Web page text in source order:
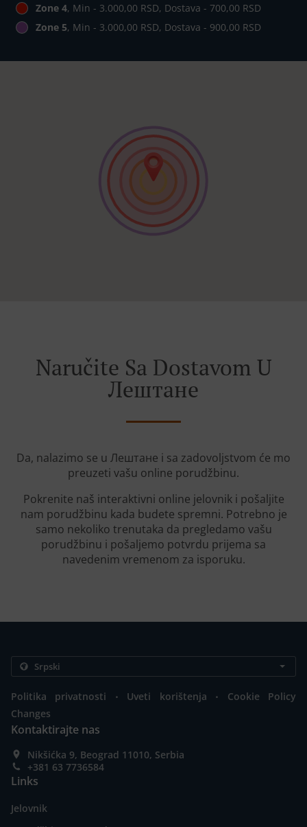
Zone 4, Min - 3.000,00 RSD, Dostava - 700,00 RSD
Zone 5, Min - 3.000,00 RSD, Dostava - 900,00 RSD
Naručite Sa Dostavom U
Лештане
Da, nalazimo se u Лештане i sa zadovoljstvom će mo
preuzeti vašu online porudžbinu.
Pokrenite naš interaktivni online jelovnik i pošaljite
nam porudžbinu kada budete spremni. Potrebno je
samo nekoliko trenutaka da pregledamo vašu
porudžbinu i pošaljemo potvrdu prijema sa
navedenim vremenom za isporuku.
Politika privatnosti . Uveti korištenja .
Cookie Policy
Changes
Kontaktirajte nas
Nikšićka 9, Beograd 11010, Serbia
+381 63 7736584
Links
Jelovnik